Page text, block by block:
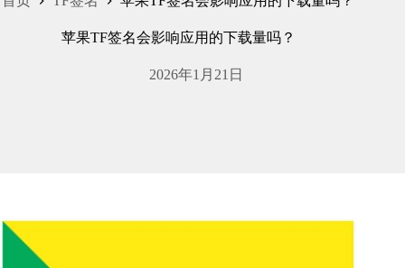
苹果TF签名会影响应用的下载量吗？
2026年1月21日